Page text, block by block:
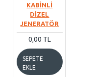
KABİNLİ
DİZEL
JENERATÖR
0,00 TL
SEPETE
EKLE